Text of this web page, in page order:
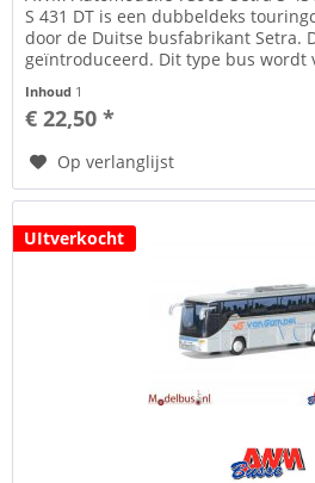
S 431 DT is een dubbeldeks
door de Duitse busfabrikant Setra.
geïntroduceerd. Dit type bus wordt
Inhoud 1
€ 22,50 *
Op verlanglijst
UItverkocht